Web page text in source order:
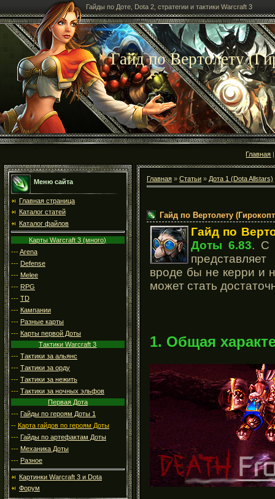
Гайды по Доте, Dota 2, стратегии и тактики Warcraft 3
Гайд по Вертолету
Главная
Меню сайта
Главная страница
Каталог статей
Каталог файлов
Карты Warcraft 3 (много)
---Arena
--- Defense
--- Melee
--- RPG
--- TD
--- Кампании
--- Разные карты
--- Карты первой Доты
Тактики Warcraft 3
--- Тактики за альянс
--- Тактики за орду
--- Тактики за нежить
--- Тактики за ночных эльфов
Первая Дота
--- Гайды по героям Доты 1
-- Карта гайдов по героям Доты
--- Гайды по артефактам Доты
--- Механика Доты
--- Разное
Картинки Warcraft 3 и Dota
Форум
Главная » Статьи » Дота 1 (Dota Allstars)
Гайд по Вертолету
Гайд по
Доты 6.83. С
вроде бы не керри и
может стать
1. Общая